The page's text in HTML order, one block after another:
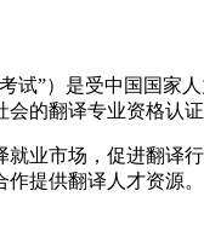
”）是受中国国家
的翻译专业资格认
市场，促进翻译行
提供翻译人才资源。